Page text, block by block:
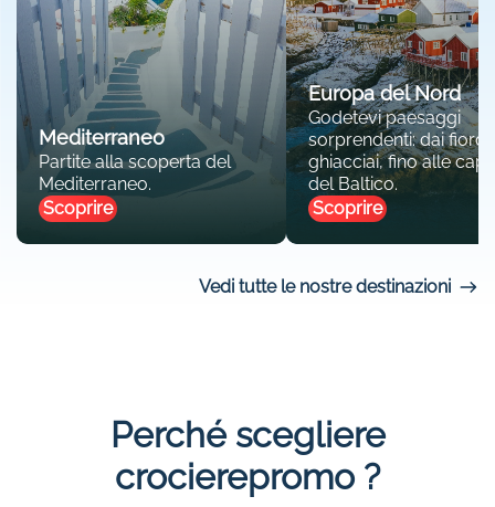
Mediterraneo
Partite alla scoperta del
Mediterraneo.
Scoprire
Europa del Nord
Godetevi paesaggi
sorprendenti: dai fiordi
ghiacciai, fino alle
del Baltico.
Scoprire
Vedi tutte le nostre destinazioni
Perché scegliere
crocierepromo ?